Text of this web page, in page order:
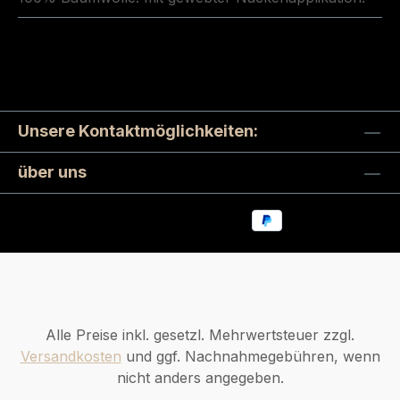
Unsere Kontaktmöglichkeiten:
über uns
Alle Preise inkl. gesetzl. Mehrwertsteuer zzgl.
Versandkosten und ggf. Nachnahmegebühren, wenn
nicht anders angegeben.